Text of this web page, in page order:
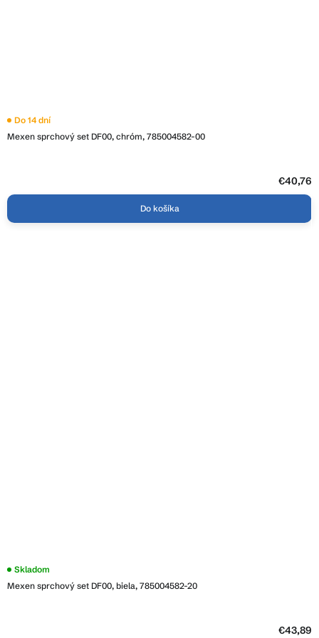
Mexen sprchový set DF00, chróm, 785004582-00
Do 14 dní
€40,76
Do košíka
Mexen sprchový set DF00, biela, 785004582-20
Skladom
€43,89